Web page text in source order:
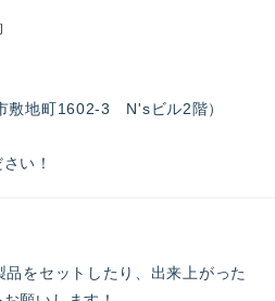
敷地町1602-3 N'sビル2階）
い！
をセットしたり、出来上がった